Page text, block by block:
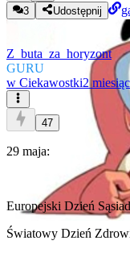
3
Udostępnij
Z_buta_za_horyzont
GURU
w Ciekawostki2
47
29 maja:
Europejski Dzień
Światowy Dzień